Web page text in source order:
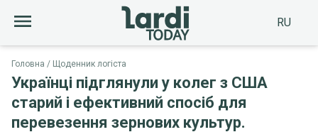
RU
Головна Щоденник логіста
Українці підглянули у колег з США
старий і ефективний спосіб для
перевезення зернових культур.